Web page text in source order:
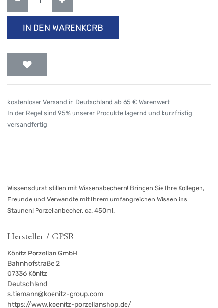
IN DEN WARENKORB
kostenloser Versand in Deutschland ab 65 € Warenwert
In der Regel sind 95% unserer Produkte lagernd und kurzfristig
versandfertig
Wissensdurst stillen mit Wissensbechern! Bringen Sie Ihre Kollegen,
Freunde und Verwandte mit Ihrem umfangreichen Wissen ins
Staunen! Porzellanbecher, ca. 450ml.
Hersteller / GPSR
Könitz Porzellan GmbH
Bahnhofstraße 2
07336 Könitz
Deutschland
s.tiemann@koenitz-group.com
https://www.koenitz-porzellanshop.de/